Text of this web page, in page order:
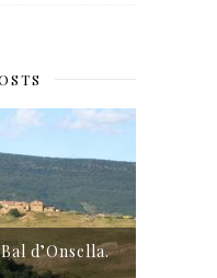
d’Onsella.